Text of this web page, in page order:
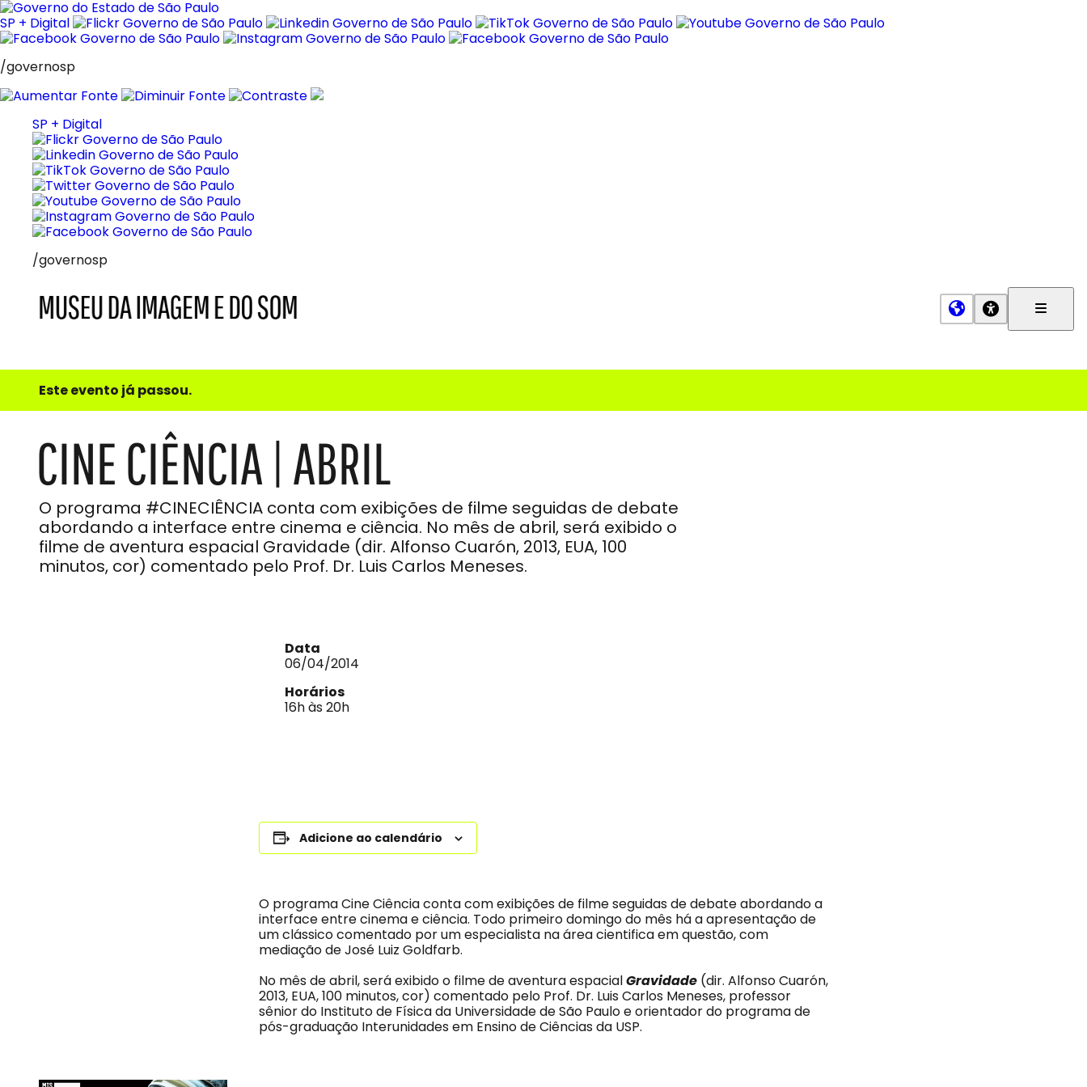
Pular
para
o
SP + Digital
/governosp
SP + Digital
/governosp
e
do
Som
Este evento já passou.
CINE CIÊNCIA | ABRIL
O programa #CINECIÊNCIA conta com exibições de filme seguidas de debate
abordando a interface entre cinema e ciência. No mês de abril, será exibido o
filme de aventura espacial Gravidade (dir. Alfonso Cuarón, 2013, EUA, 100
minutos, cor) comentado pelo Prof. Dr. Luis Carlos Meneses.
Data
06/04/2014
Horários
16h às 20h
Adicione ao calendário
O programa Cine Ciência conta com exibições de filme seguidas de debate abordando a
interface entre cinema e ciência. Todo primeiro domingo do mês há a apresentação de
um clássico comentado por um especialista na área cientifica em questão, com
mediação de José Luiz Goldfarb.
No mês de abril, será exibido o filme de aventura espacialGravidade (dir. Alfonso Cuarón,
2013, EUA, 100 minutos, cor) comentado pelo Prof. Dr. Luis Carlos Meneses, professor
sênior do Instituto de Física da Universidade de São Paulo e orientador do programa de
pós-graduação Interunidades em Ensino de Ciências da USP.